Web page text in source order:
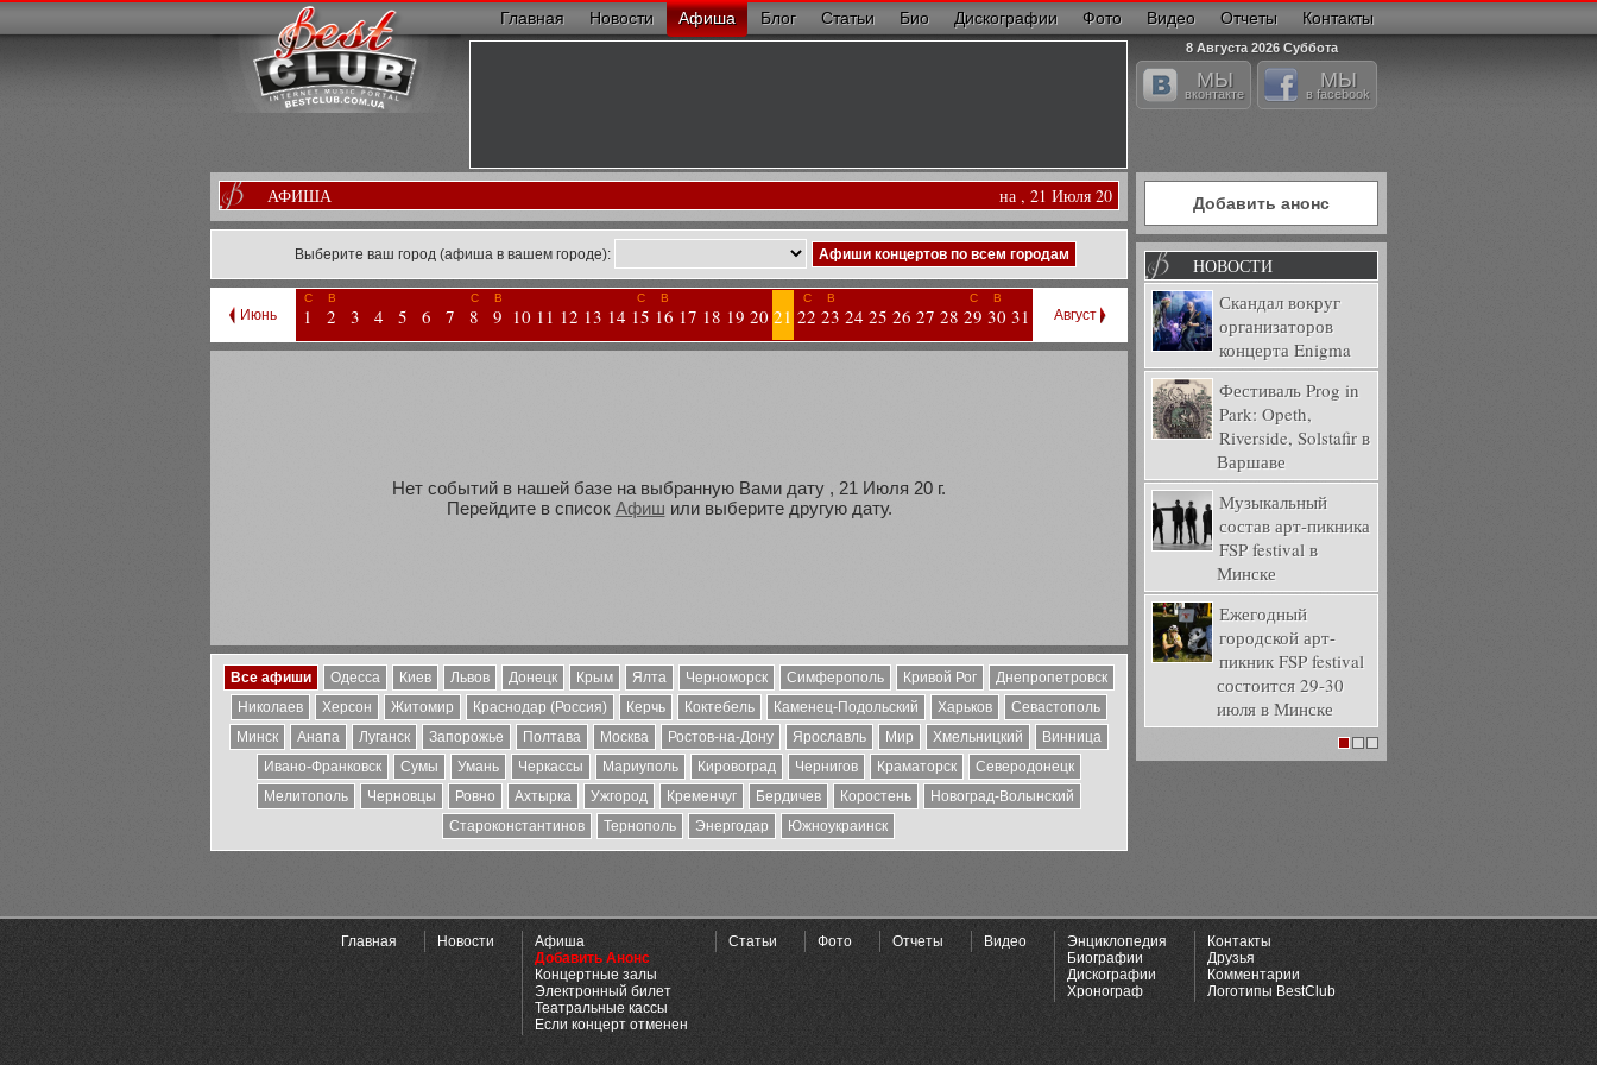
Главная Новости Афиша Блог Статьи Био Дискографии Фото Видео Отчеты Контакты
8 Августа 2026 Суббота
МЫ
вконтакте
МЫ
в facebook
АФИША на , 21 Июля 20
Выберите ваш город (афиша в вашем городе): Афиши концертов по всем городам
Июнь
С
1
В
2 3 4 5 6 7
С
8
В
9 10 11 12 13 14
С
15
В
16 17 18 19 20 21
С
22
В
23 24 25 26 27 28
С
29
В
30 31 Август
Нет событий в нашей базе на выбранную Вами дату , 21 Июля 20 г.
Перейдите в список Афиш или выберите другую дату.
Все афиши Одесса Киев Львов Донецк Крым Ялта Черноморск Симферополь Кривой Рог
Днепропетровск
Николаев
Херсон Житомир Краснодар (Россия) Керчь Коктебель Каменец-Подольский Харьков
Севастополь
Минск
Анапа Луганск Запорожье Полтава Москва Ростов-на-Дону Ярославль Мир Хмельницкий
Винница
Ивано-Франковск
Сумы Умань Черкассы Мариуполь Кировоград Чернигов Краматорск
Северодонецк
Мелитополь
Черновцы Ровно Ахтырка Ужгород Кременчуг Бердичев Коростень
Новоград-Волынский
Староконстантинов
Тернополь Энергодар Южноукраинск
Добавить анонс
НОВОСТИ
Скандал вокруг
организаторов
концерта Enigma
Фестиваль Prog in
Park: Opeth,
Riverside, Solstafir в
Варшаве
Музыкальный
состав арт-пикника
FSP festival в
Минске
Ежегодный
городской арт-
пикник FSP festival
состоится 29-30
июля в Минске
Главная Новости
Афиша
Добавить Анонс
Концертные залы
Электронный билет
Театральные кассы
Если концерт отменен
Статьи Фото Отчеты Видео
Энциклопедия
Биографии
Дискографии
Хронограф
Контакты
Друзья
Комментарии
Логотипы BestClub